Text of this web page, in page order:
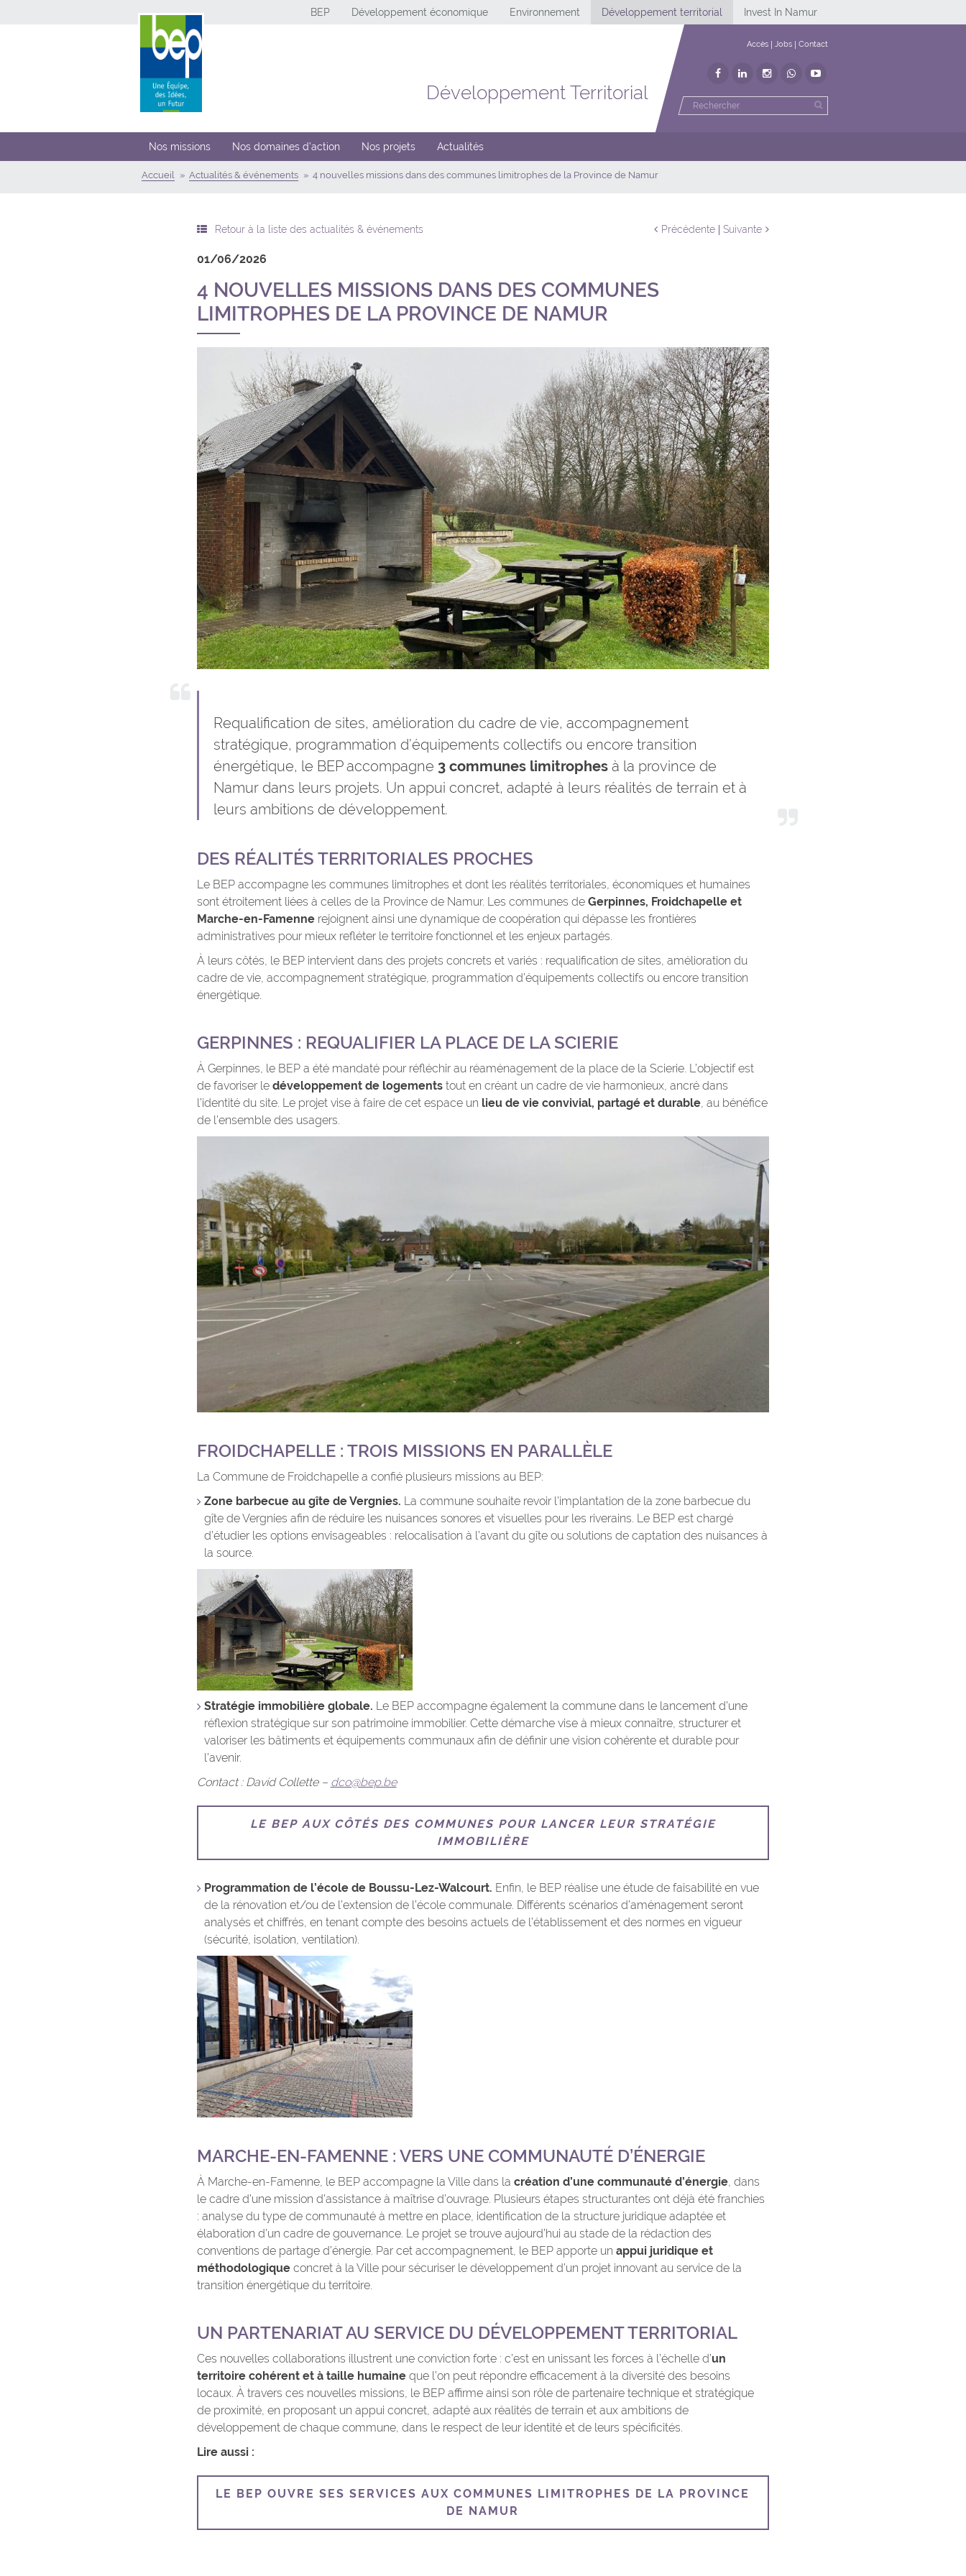
BEP Développement économique Environnement Développement territorial Invest In Namur
Développement Territorial
Accès Jobs Contact
Nos missions Nos domaines d’action Nos projets Actualités
Accueil Actualités & événements 4 nouvelles missions dans des communes limitrophes de la Province de Namur
Retour à la liste des actualités & événements Suivante
Précédente
01/06/2026
4 NOUVELLES MISSIONS DANS DES COMMUNES
LIMITROPHES DE LA PROVINCE DE NAMUR
Requalification de sites, amélioration du cadre de vie, accompagnement
stratégique, programmation d’équipements collectifs ou encore transition
énergétique, le BEP accompagne 3 communes limitrophesà la province de
Namur dans leurs projets. Un appui concret, adapté à leurs réalités de terrain et à
leurs ambitions de développement.
DES RÉALITÉS TERRITORIALES PROCHES
Le BEP accompagne les communes limitrophes et dont les réalités territoriales, économiques et humaines
sont étroitement liées à celles de la Province de Namur. Les communes de Gerpinnes, Froidchapelle et
Marche-en-Famennerejoignent ainsi une dynamique de coopération qui dépasse les frontières
administratives pour mieux refléter le territoire fonctionnel et les enjeux partagés.
À leurs côtés, le BEP intervient dans des projets concrets et variés : requalification de sites, amélioration du
cadre de vie, accompagnement stratégique, programmation d’équipements collectifs ou encore transition
énergétique.
GERPINNES : REQUALIFIER LA PLACE DE LA SCIERIE
À Gerpinnes, le BEP a été mandaté pour réfléchir au réaménagement de la place de la Scierie. L’objectif est
de favoriser le développement de logementstout en créant un cadre de vie harmonieux, ancré dans
l’identité du site. Le projet vise à faire de cet espace un lieu de vie convivial, partagé et durable, au bénéfice
de l’ensemble des usagers.
FROIDCHAPELLE : TROIS MISSIONS EN PARALLÈLE
La Commune de Froidchapelle a confié plusieurs missions au BEP:
Zone barbecue au gîte de Vergnies. La commune souhaite revoir l’implantation de la zone barbecue du
gîte de Vergnies afin de réduire les nuisances sonores et visuelles pour les riverains. Le BEP est chargé
d’étudier les options envisageables : relocalisation à l’avant du gîte ou solutions de captation des nuisances à
la source.
Stratégie immobilière globale. Le BEP accompagne également la commune dans le lancement d’une
réflexion stratégique sur son patrimoine immobilier. Cette démarche vise à mieux connaître, structurer et
valoriser les bâtiments et équipements communaux afin de définir une vision cohérente et durable pour
l’avenir.
Contact : David Collette – dco@bep.be
LE BEP AUX CÔTÉS DES COMMUNES POUR LANCER LEUR STRATÉGIE
IMMOBILIÈRE
Programmation de l’école de Boussu-Lez-Walcourt. Enfin, le BEP réalise une étude de faisabilité en vue
de la rénovation et/ou de l’extension de l’école communale. Différents scénarios d’aménagement seront
analysés et chiffrés, en tenant compte des besoins actuels de l’établissement et des normes en vigueur
(sécurité, isolation, ventilation).
MARCHE-EN-FAMENNE : VERS UNE COMMUNAUTÉ D’ÉNERGIE
À Marche-en-Famenne, le BEP accompagne la Ville dans la création d’une communauté d’énergie, dans
le cadre d’une mission d’assistance à maîtrise d’ouvrage. Plusieurs étapes structurantes ont déjà été franchies
: analyse du type de communauté à mettre en place, identification de la structure juridique adaptée et
élaboration d’un cadre de gouvernance. Le projet se trouve aujourd’hui au stade de la rédaction des
conventions de partage d’énergie. Par cet accompagnement, le BEP apporte un appui juridique et
méthodologiqueconcret à la Ville pour sécuriser le développement d’un projet innovant au service de la
transition énergétique du territoire.
UN PARTENARIAT AU SERVICE DU DÉVELOPPEMENT TERRITORIAL
Ces nouvelles collaborations illustrent une conviction forte : c’est en unissant les forces à l’échelle d’un
territoire cohérent et à taille humaineque l’on peut répondre efficacement à la diversité des besoins
locaux. À travers ces nouvelles missions, le BEP affirme ainsi son rôle de partenaire technique et stratégique
de proximité, en proposant un appui concret, adapté aux réalités de terrain et aux ambitions de
développement de chaque commune, dans le respect de leur identité et de leurs spécificités.
Lire aussi :
LE BEP OUVRE SES SERVICES AUX COMMUNES LIMITROPHES DE LA PROVINCE
DE NAMUR